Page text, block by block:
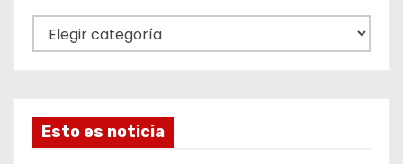
a
o
Esto es noticia